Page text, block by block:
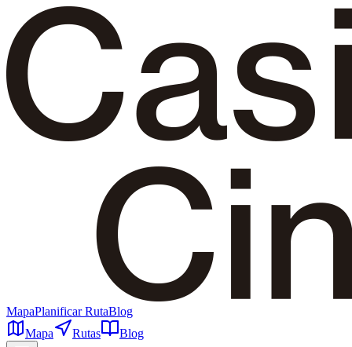
MapaPlanificar RutaBlog
Mapa
Rutas Blog